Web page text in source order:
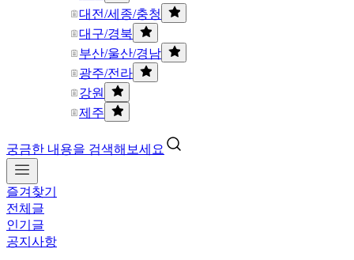
대전/세종/충청
대구/경북
부산/울산/경남
광주/전라
강원
제주
궁금한 내용을 검색해보세요
즐겨찾기
전체글
인기글
공지사항